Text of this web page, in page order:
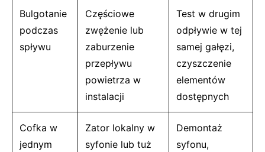
Bulgotanie
podczas
spływu
Częściowe
zwężenie lub
zaburzenie
przepływu
powietrza w
instalacji
Test w drugim
odpływie w tej
samej gałęzi,
czyszczenie
elementów
dostępnych
Cofka w
jednym
Zator lokalny w
syfonie lub tuż
Demontaż
syfonu,